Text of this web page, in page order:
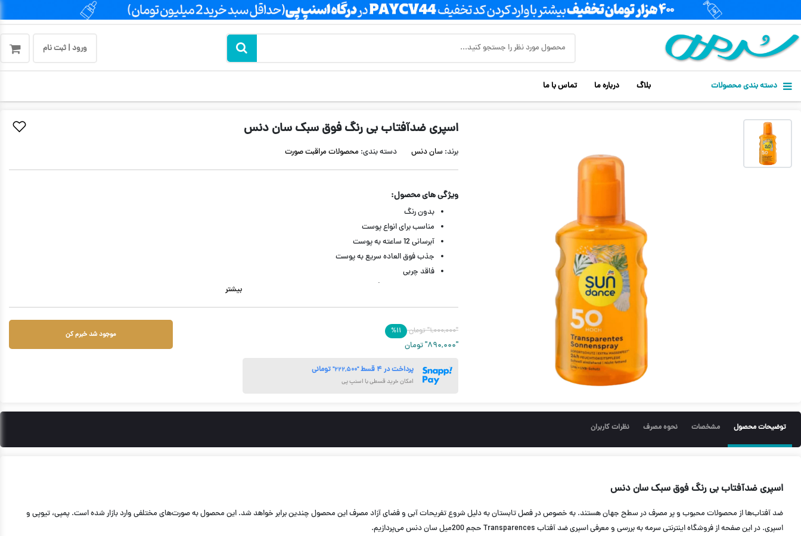
ورود | ثبت نام
دسته بندی محصولات بلاگ درباره ما تماس با ما
اسپری ضدآفتاب بی رنگ فوق سبک سان دنس
برند: سان دنس دسته بندی: محصولات مراقبت صورت
ویژگی های محصول:
بدون رنگ
مناسب برای انواع پوست
آبرسانی 12 ساعته به پوست
جذب فوق العاده سریع به پوست
فاقد چربی
بدون پارابن، گلوتن، الکل و آلومینیوم
بدون تست حیوانی
بیشتر
"۱,۰۰۰,۰۰۰" تومان ۱۱%
"۸۹۰,۰۰۰" تومان
موجود شد خبرم کن
پرداخت در ۴ قسط "۲۲۲,۵۰۰" تومانی
امکان خرید قسطی با اسنپ پی
توضیحات محصول مشخصات نحوه مصرف نظرات کاربران
اسپری ضدآفتاب بی رنگ فوق سبک سان دنس
ضد آفتاب‌ها از محصولات محبوب و پر مصرف در سطح جهان هستند. به خصوص در فصل تابستان به دلیل شروع تفریحات آبی و فضای آزاد مصرف این محصول چندین برابر خواهد شد. این محصول به صورت‌های مختلفی وارد بازار شده است. پمپی، تیوپی و
اسپری. در این صفحه از فروشگاه اینترنتی سرمه به بررسی و معرفی اسپری ضد آفتاب Transparences حجم 200میل سان دنس می‌پردازیم.